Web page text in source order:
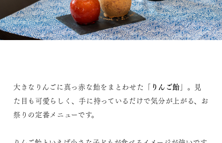
大きなりんごに真っ赤な飴をまとわせた 「りんご飴」 。見
た目も可愛らしく、手に持っているだけで気分が上がる、お
祭りの定番メニューです。